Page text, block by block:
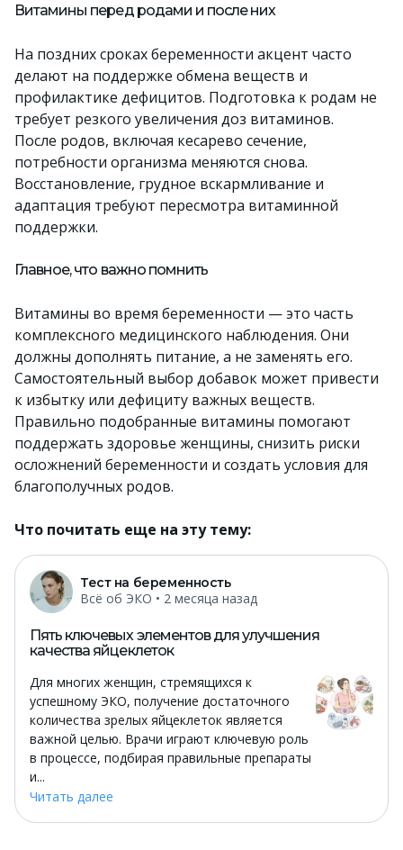
Витамины перед родами и после них
На поздних сроках беременности акцент часто
делают на поддержке обмена веществ и
профилактике дефицитов. Подготовка к родам не
требует резкого увеличения доз витаминов.
После родов, включая кесарево сечение,
потребности организма меняются снова.
Восстановление, грудное вскармливание и
адаптация требуют пересмотра витаминной
поддержки.
Главное, что важно помнить
Витамины во время беременности — это часть
комплексного медицинского наблюдения. Они
должны дополнять питание, а не заменять его.
Самостоятельный выбор добавок может привести
к избытку или дефициту важных веществ.
Правильно подобранные витамины помогают
поддержать здоровье женщины, снизить риски
осложнений беременности и создать условия для
благополучных родов.
Что почитать еще на эту тему:
Тест на беременность
Всё об ЭКО • 2 месяца назад
Пять ключевых элементов для улучшения
качества яйцеклеток
Для многих женщин, стремящихся к
успешному ЭКО, получение достаточного
количества зрелых яйцеклеток является
важной целью. Врачи играют ключевую роль
в процессе, подбирая правильные препараты
и...
Читать далее